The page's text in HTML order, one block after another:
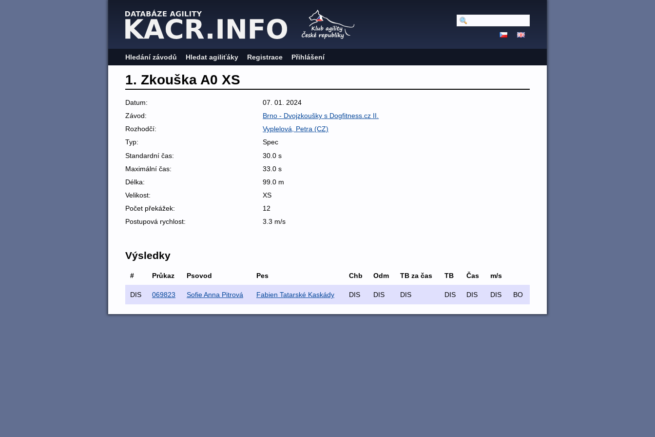
Hledání závodů Hledat agiliťáky Registrace Přihlášení
1. Zkouška A0 XS
Datum:
07. 01. 2024
Závod:
Brno - Dvojzkoušky s Dogfitness.cz II.
Rozhodčí:
Vyplelová, Petra (CZ)
Typ:
Spec
Standardní čas:
30.0 s
Maximální čas:
33.0 s
Délka:
99.0 m
Velikost:
XS
Počet překážek:
12
Postupová rychlost:
3.3 m/s
Výsledky
# Průkaz Psovod Pes Chb Odm TB za čas TB Čas m/s
DIS 069823 Sofie Anna Pitrová Fabien Tatarské Kaskády DIS DIS DIS DIS DIS DIS BO